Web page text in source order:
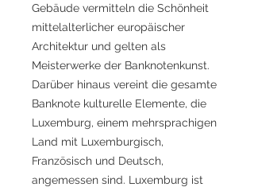
Gebäude vermitteln die Schönheit
mittelalterlicher europäischer
Architektur und gelten als
Meisterwerke der Banknotenkunst.
Darüber hinaus vereint die gesamte
Banknote kulturelle Elemente, die
Luxemburg, einem mehrsprachigen
Land mit Luxemburgisch,
Französisch und Deutsch,
angemessen sind. Luxemburg ist